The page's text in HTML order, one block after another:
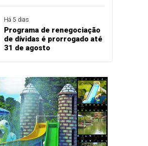
Há 5 dias
Programa de renegociação
de dívidas é prorrogado até
31 de agosto